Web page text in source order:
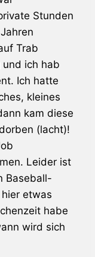
Stunden
Trab
und ich hab
Ich hatte
kleines
kam diese
(lacht)!
Leider ist
Baseball-
etwas
habe
wird sich